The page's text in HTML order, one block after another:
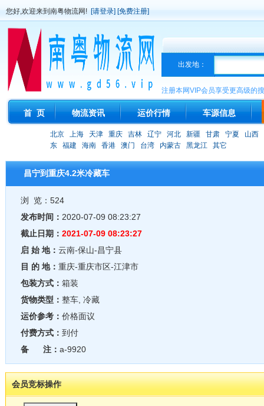
您好,欢迎来到南粤物流网! [请登录] [免费注册]
出发地：
注册本网VIP会员享受更高级的
首 页 物流资讯 运价行情 车源信息
北京 上海 天津 重庆 吉林 辽宁 河北 新疆 甘肃 宁夏
山西
东
福建 海南 香港 澳门 台湾 内蒙古 黑龙江 其它
昌宁到重庆4.2米冷藏车
浏 览：524
发布时间： 2020-07-09 08:23:27
截止日期： 2021-07-09 08:23:27
启 始 地： 云南-保山-昌宁县
目 的 地： 重庆-重庆市区-江津市
包装方式： 箱装
货物类型： 整车, 冷藏
运价参考： 价格面议
付费方式： 到付
备 注： a-9920
会员竞标操作